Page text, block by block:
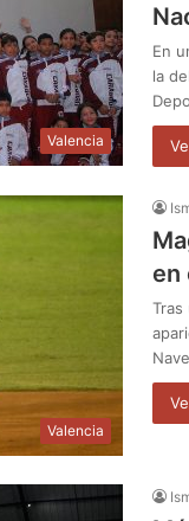
Valencia
En
la
Valencia
en
Tras